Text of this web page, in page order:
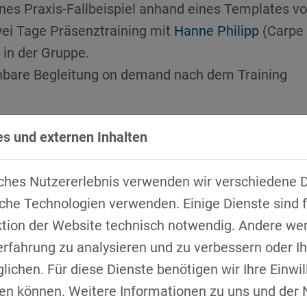
Praxis-Fallbeispiel anhand eines Templates
Tage Präsenztraining mit Hanne Philipp
der Gruppe.
Begleitung on demand nach dem Training
für komplexe Veränderungsprozesse:
Was der Ansatz für die Praxis
Change-Blockaden steckt und wie Du sie
Ein Framework, um Kultur, Struktur,
und externen Inhalten
Nutzererlebnis verwenden wir verschiedene
Technologien verwenden. Einige Dienste sind
der Website technisch notwendig. Andere
zu analysieren und zu verbessern oder
Für diese Dienste benötigen wir Ihre
können. Weitere Informationen zu uns und der